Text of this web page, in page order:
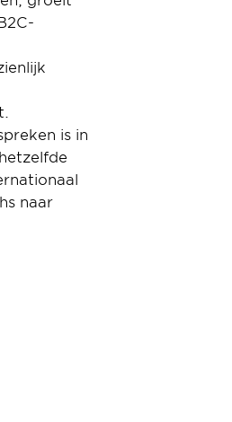
is in
naar